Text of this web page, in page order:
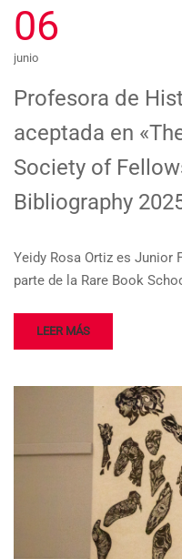
06
junio
Profesora de
aceptada en
Society of
Bibliography
Yeidy Rosa Ortiz es
parte de la Rare Book
LEER MÁS